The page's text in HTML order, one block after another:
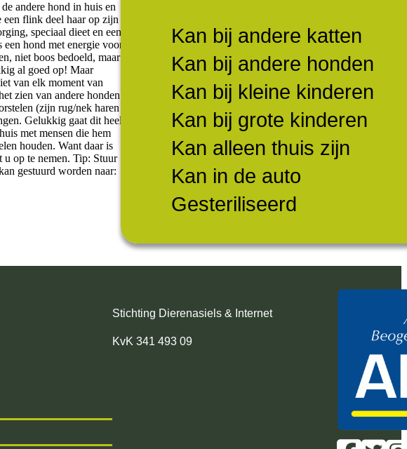
andere hond in huis en
een flink deel haar op zijn
speciaal dieet en een
hond met energie voor
niet boos bedoeld, maar
al goed op! Maar
van elk moment van
zien van andere honden
(zijn rug/nek haren
Gelukkig gaat dit heel
met mensen die hem
houden. Want daar is
op te nemen. Tip: Stuur
gestuurd worden naar:
Kan bij andere katten
Kan bij andere honden
Kan bij kleine kinderen
Kan bij grote kinderen
Kan alleen thuis zijn
Kan in de auto
Gesteriliseerd
Stichting Dierenasiels & Internet
KvK 341 493 09